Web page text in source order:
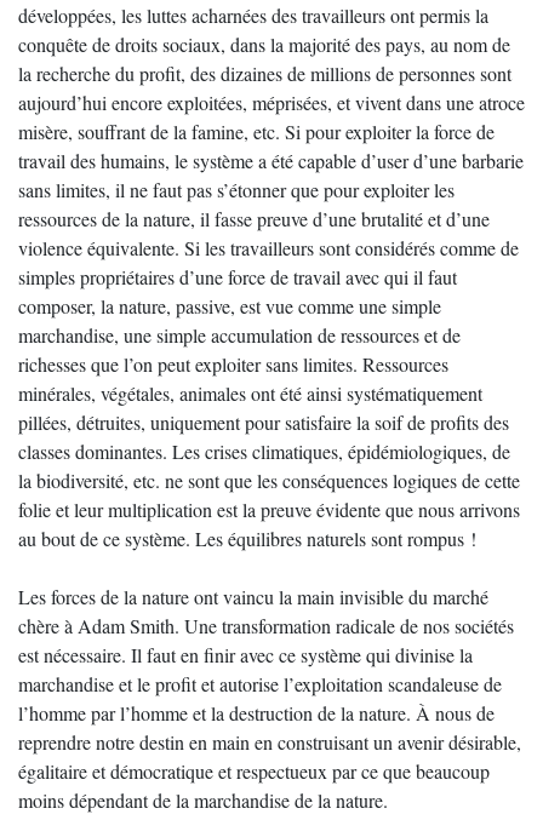
développées, les luttes acharnées des travailleurs ont permis la
conquête de droits sociaux, dans la majorité des pays, au nom de
la recherche du profit, des dizaines de millions de personnes sont
aujourd’hui encore exploitées, méprisées, et vivent dans une atroce
misère, souffrant de la famine, etc. Si pour exploiter la force de
travail des humains, le système a été capable d’user d’une barbarie
sans limites, il ne faut pas s’étonner que pour exploiter les
ressources de la nature, il fasse preuve d’une brutalité et d’une
violence équivalente. Si les travailleurs sont considérés comme de
simples propriétaires d’une force de travail avec qui il faut
composer, la nature, passive, est vue comme une simple
marchandise, une simple accumulation de ressources et de
richesses que l’on peut exploiter sans limites. Ressources
minérales, végétales, animales ont été ainsi systématiquement
pillées, détruites, uniquement pour satisfaire la soif de profits des
classes dominantes. Les crises climatiques, épidémiologiques, de
la biodiversité, etc. ne sont que les conséquences logiques de cette
folie et leur multiplication est la preuve évidente que nous arrivons
au bout de ce système. Les équilibres naturels sont rompus !
Les forces de la nature ont vaincu la main invisible du marché
chère à Adam Smith. Une transformation radicale de nos sociétés
est nécessaire. Il faut en finir avec ce système qui divinise la
marchandise et le profit et autorise l’exploitation scandaleuse de
l’homme par l’homme et la destruction de la nature. À nous de
reprendre notre destin en main en construisant un avenir désirable,
égalitaire et démocratique et respectueux par ce que beaucoup
moins dépendant de la marchandise de la nature.